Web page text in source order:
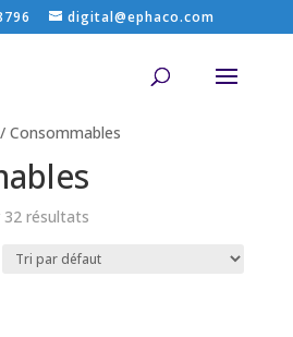
digital@ephaco.com
/ Consommables
32 résultats